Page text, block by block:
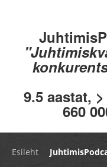
9.5 aastat,
660
Esileht